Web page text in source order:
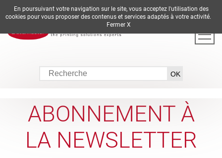
DE EN ES FR IT
ABONNEMENT À
LA NEWSLETTER
En poursuivant votre navigation sur le site, vous acceptez l'utilisation des
cookies pour vous proposer des contenus et services adaptés à votre activité.
Fermer X